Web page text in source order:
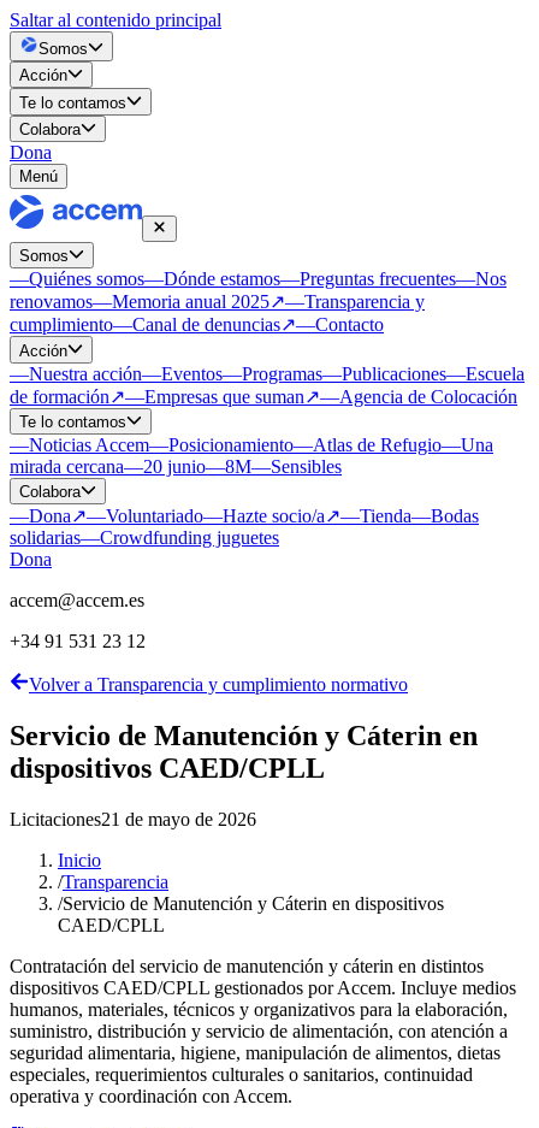
Saltar al contenido principal
Somos
Acción
Te lo contamos
Colabora
Dona
Menú
Somos
—Quiénes somos—Dónde estamos—Preguntas frecuentes—Nos
renovamos—Memoria anual 2025↗—Transparencia y
cumplimiento—Canal de denuncias↗—Contacto
Acción
—Nuestra acción—Eventos—Programas—Publicaciones—Escuela
de formación↗—Empresas que suman↗—Agencia de Colocación
Te lo contamos
—Noticias Accem—Posicionamiento—Atlas de Refugio—Una
mirada cercana—20 junio—8M—Sensibles
Colabora
—Dona↗—Voluntariado—Hazte socio/a↗—Tienda—Bodas
solidarias—Crowdfunding juguetes
Dona
accem@accem.es
+34 91 531 23 12
Volver a Transparencia y cumplimiento normativo
Servicio de Manutención y Cáterin en
dispositivos CAED/CPLL
Licitaciones21 de mayo de 2026
Inicio
/Transparencia
/Servicio de Manutención y Cáterin en dispositivos
CAED/CPLL
Contratación del servicio de manutención y cáterin en distintos
dispositivos CAED/CPLL gestionados por Accem. Incluye medios
humanos, materiales, técnicos y organizativos para la elaboración,
suministro, distribución y servicio de alimentación, con atención a
seguridad alimentaria, higiene, manipulación de alimentos, dietas
especiales, requerimientos culturales o sanitarios, continuidad
operativa y coordinación con Accem.